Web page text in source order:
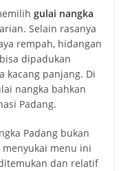
gulai nangka
Selain rasanya
rempah, hidangan
dipadukan
kacang panjang. Di
nangka bahkan
Padang.
Padang bukan
menyukai menu ini
dan relatif